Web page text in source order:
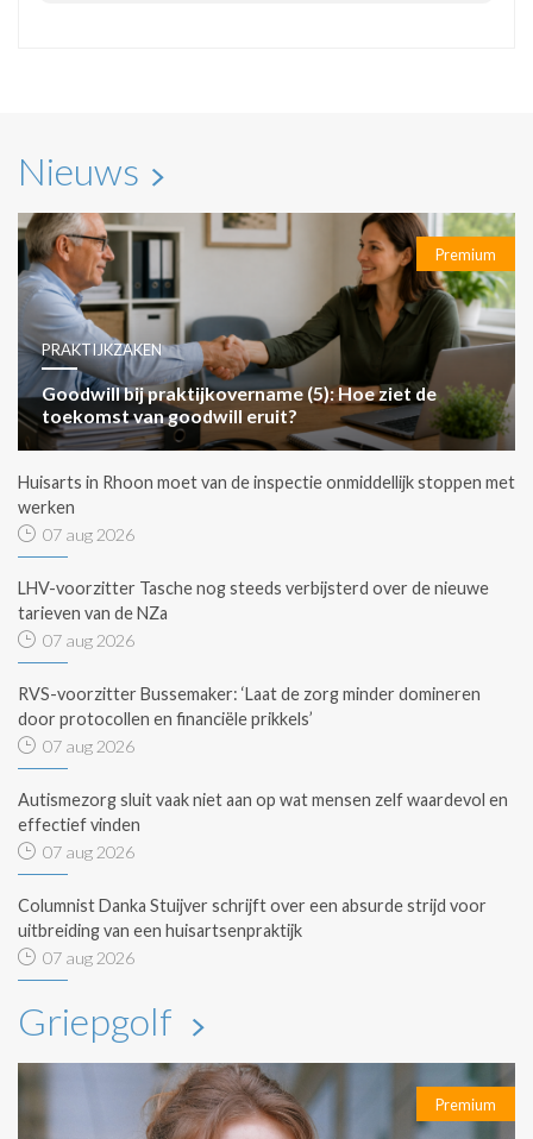
Nieuws
Premium
PRAKTIJKZAKEN
Goodwill bij praktijkovername (5): Hoe ziet de
toekomst van goodwill eruit?
Huisarts in Rhoon moet van de inspectie onmiddellijk stoppen met
werken
07 aug 2026
LHV-voorzitter Tasche nog steeds verbijsterd over de nieuwe
tarieven van de NZa
07 aug 2026
RVS-voorzitter Bussemaker: ‘Laat de zorg minder domineren
door protocollen en financiële prikkels’
07 aug 2026
Autismezorg sluit vaak niet aan op wat mensen zelf waardevol en
effectief vinden
07 aug 2026
Columnist Danka Stuijver schrijft over een absurde strijd voor
uitbreiding van een huisartsenpraktijk
07 aug 2026
Griepgolf
Premium